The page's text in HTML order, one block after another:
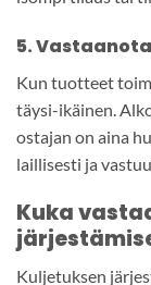
5.
Kun tuotteet
täysi-ikäinen.
ostajan on aina
laillisesti ja
Kuka
Kuljetuksen